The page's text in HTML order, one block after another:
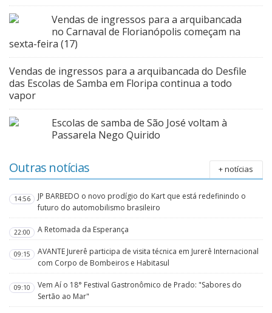
Vendas de ingressos para a arquibancada
no Carnaval de Florianópolis começam na
sexta-feira (17)
Vendas de ingressos para a arquibancada do Desfile
das Escolas de Samba em Floripa continua a todo
vapor
Escolas de samba de São José voltam à
Passarela Nego Quirido
Outras notícias + notícias
14:56
JP BARBEDO o novo prodígio do Kart que está redefinindo o
futuro do automobilismo brasileiro
22:00 A Retomada da Esperança
09:15
AVANTE Jurerê participa de visita técnica em Jurerê Internacional
com Corpo de Bombeiros e Habitasul
09:10
Vem Aí o 18° Festival Gastronômico de Prado: "Sabores do
Sertão ao Mar"